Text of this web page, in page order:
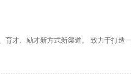
育才、励才新方式新渠道。 致力于打造